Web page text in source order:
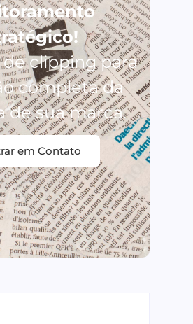
clipping para
completa da
de sua marca.
em Contato